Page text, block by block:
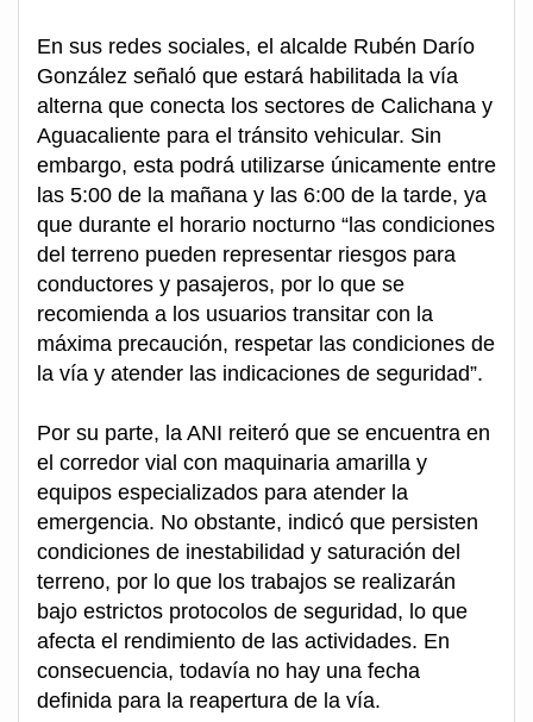
En sus redes sociales, el alcalde Rubén Darío
González señaló que estará habilitada la vía
alterna que conecta los sectores de Calichana y
Aguacaliente para el tránsito vehicular. Sin
embargo, esta podrá utilizarse únicamente entre
las 5:00 de la mañana y las 6:00 de la tarde, ya
que durante el horario nocturno “las condiciones
del terreno pueden representar riesgos para
conductores y pasajeros, por lo que se
recomienda a los usuarios transitar con la
máxima precaución, respetar las condiciones de
la vía y atender las indicaciones de seguridad”.
Por su parte, la ANI reiteró que se encuentra en
el corredor vial con maquinaria amarilla y
equipos especializados para atender la
emergencia. No obstante, indicó que persisten
condiciones de inestabilidad y saturación del
terreno, por lo que los trabajos se realizarán
bajo estrictos protocolos de seguridad, lo que
afecta el rendimiento de las actividades. En
consecuencia, todavía no hay una fecha
definida para la reapertura de la vía.